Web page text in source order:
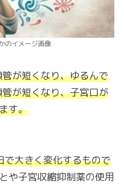
のイメージ画像
が短くなり、ゆるんで
が短くなり、子宮口が
す。
大きく変化するもので
や子宮収縮抑制薬の使用